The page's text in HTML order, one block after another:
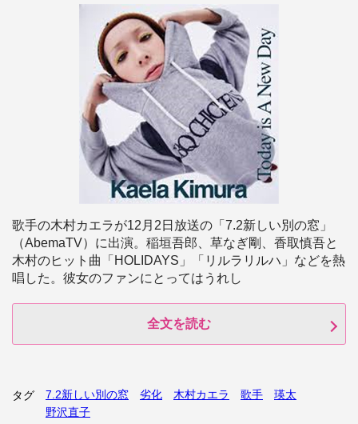
歌手の木村カエラが12月2日放送の「7.2新しい別の窓」
（AbemaTV）に出演。稲垣吾郎、草なぎ剛、香取慎吾と
木村のヒット曲「HOLIDAYS」「リルラリルハ」などを熱
唱した。彼女のファンにとってはうれし
全文を読む
タグ 7.2新しい別の窓 劣化 木村カエラ 歌手
瑛太
野沢直子